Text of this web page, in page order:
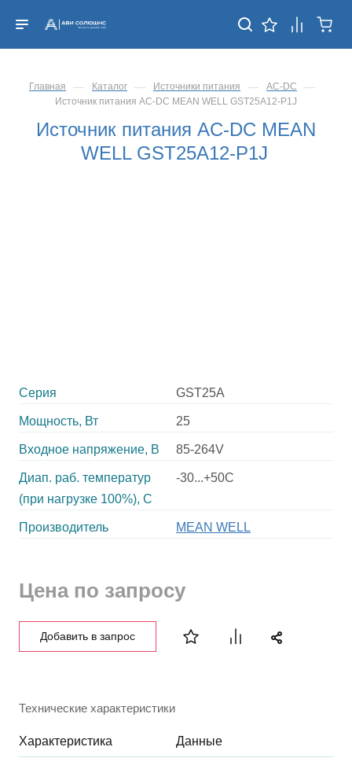
Главная — Каталог — Источники питания — AC-DC —
Источник питания AC-DC MEAN WELL GST25A12-P1J
Источник питания AC-DC MEAN
WELL GST25A12-P1J
Серия GST25A
Мощность, Вт 25
Входное напряжение, В 85-264V
Диап. раб. температур
(при нагрузке 100%), C
-30...+50C
Производитель MEAN WELL
Цена по запросу
Добавить в запрос
Технические характеристики
Характеристика Данные